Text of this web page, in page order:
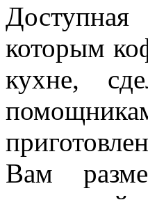
которым
кухне,
Вам